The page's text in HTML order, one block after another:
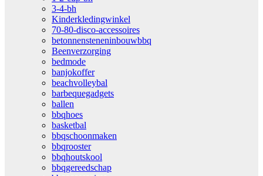
3-4-bh
Kinderkledingwinkel
70-80-disco-accessoires
betonnensteneninbouwbbq
Beenverzorging
bedmode
banjokoffer
beachvolleybal
barbequegadgets
ballen
bbqhoes
basketbal
bbqschoonmaken
bbqrooster
bbqhoutskool
bbqgereedschap